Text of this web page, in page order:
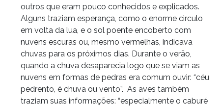
outros que eram pouco conhecidos e explicados.
Alguns traziam esperança, como o enorme circulo
em volta da lua, e o sol poente encoberto com
nuvens escuras ou, mesmo vermelhas, indicava
chuvas para os próximos dias. Durante o verão,
quando a chuva desaparecia logo que se viam as
nuvens em formas de pedras era comum ouvir: “céu
pedrento, é chuva ou vento”. As aves também
traziam suas informações: “especialmente o caburé